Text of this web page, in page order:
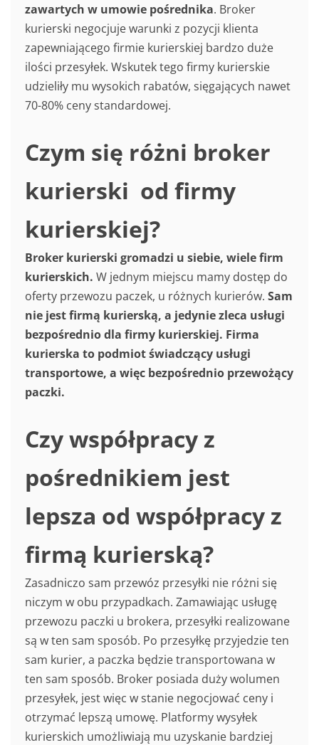
zawartych w umowie pośrednika. Broker
kurierski negocjuje warunki z pozycji klienta
zapewniającego firmie kurierskiej bardzo duże
ilości przesyłek. Wskutek tego firmy kurierskie
udzieliły mu wysokich rabatów, sięgających nawet
70-80% ceny standardowej.
Czym się różni broker
kurierski od firmy
kurierskiej?
Broker kurierski gromadzi u siebie, wiele firm
kurierskich. W jednym miejscu mamy dostęp do
oferty przewozu paczek, u różnych kurierów. Sam
nie jest firmą kurierską, a jedynie zleca usługi
bezpośrednio dla firmy kurierskiej. Firma
kurierska to podmiot świadczący usługi
transportowe, a więc bezpośrednio przewożący
paczki.
Czy współpracy z
pośrednikiem jest
lepsza od współpracy z
firmą kurierską?
Zasadniczo sam przewóz przesyłki nie różni się
niczym w obu przypadkach. Zamawiając usługę
przewozu paczki u brokera, przesyłki realizowane
są w ten sam sposób. Po przesyłkę przyjedzie ten
sam kurier, a paczka będzie transportowana w
ten sam sposób. Broker posiada duży wolumen
przesyłek, jest więc w stanie negocjować ceny i
otrzymać lepszą umowę. Platformy wysyłek
kurierskich umożliwiają mu uzyskanie bardziej